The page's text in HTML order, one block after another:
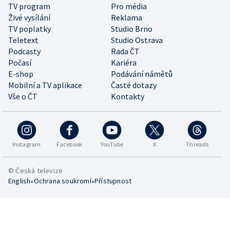
TV program
Pro média
Živé vysílání
Reklama
TV poplatky
Studio Brno
Teletext
Studio Ostrava
Podcasty
Rada ČT
Počasí
Kariéra
E-shop
Podávání námětů
Mobilní a TV aplikace
Časté dotazy
Vše o ČT
Kontakty
Instagram Facebook YouTube X Threads
© Česká televize
English•Ochrana soukromí•Přístupnost